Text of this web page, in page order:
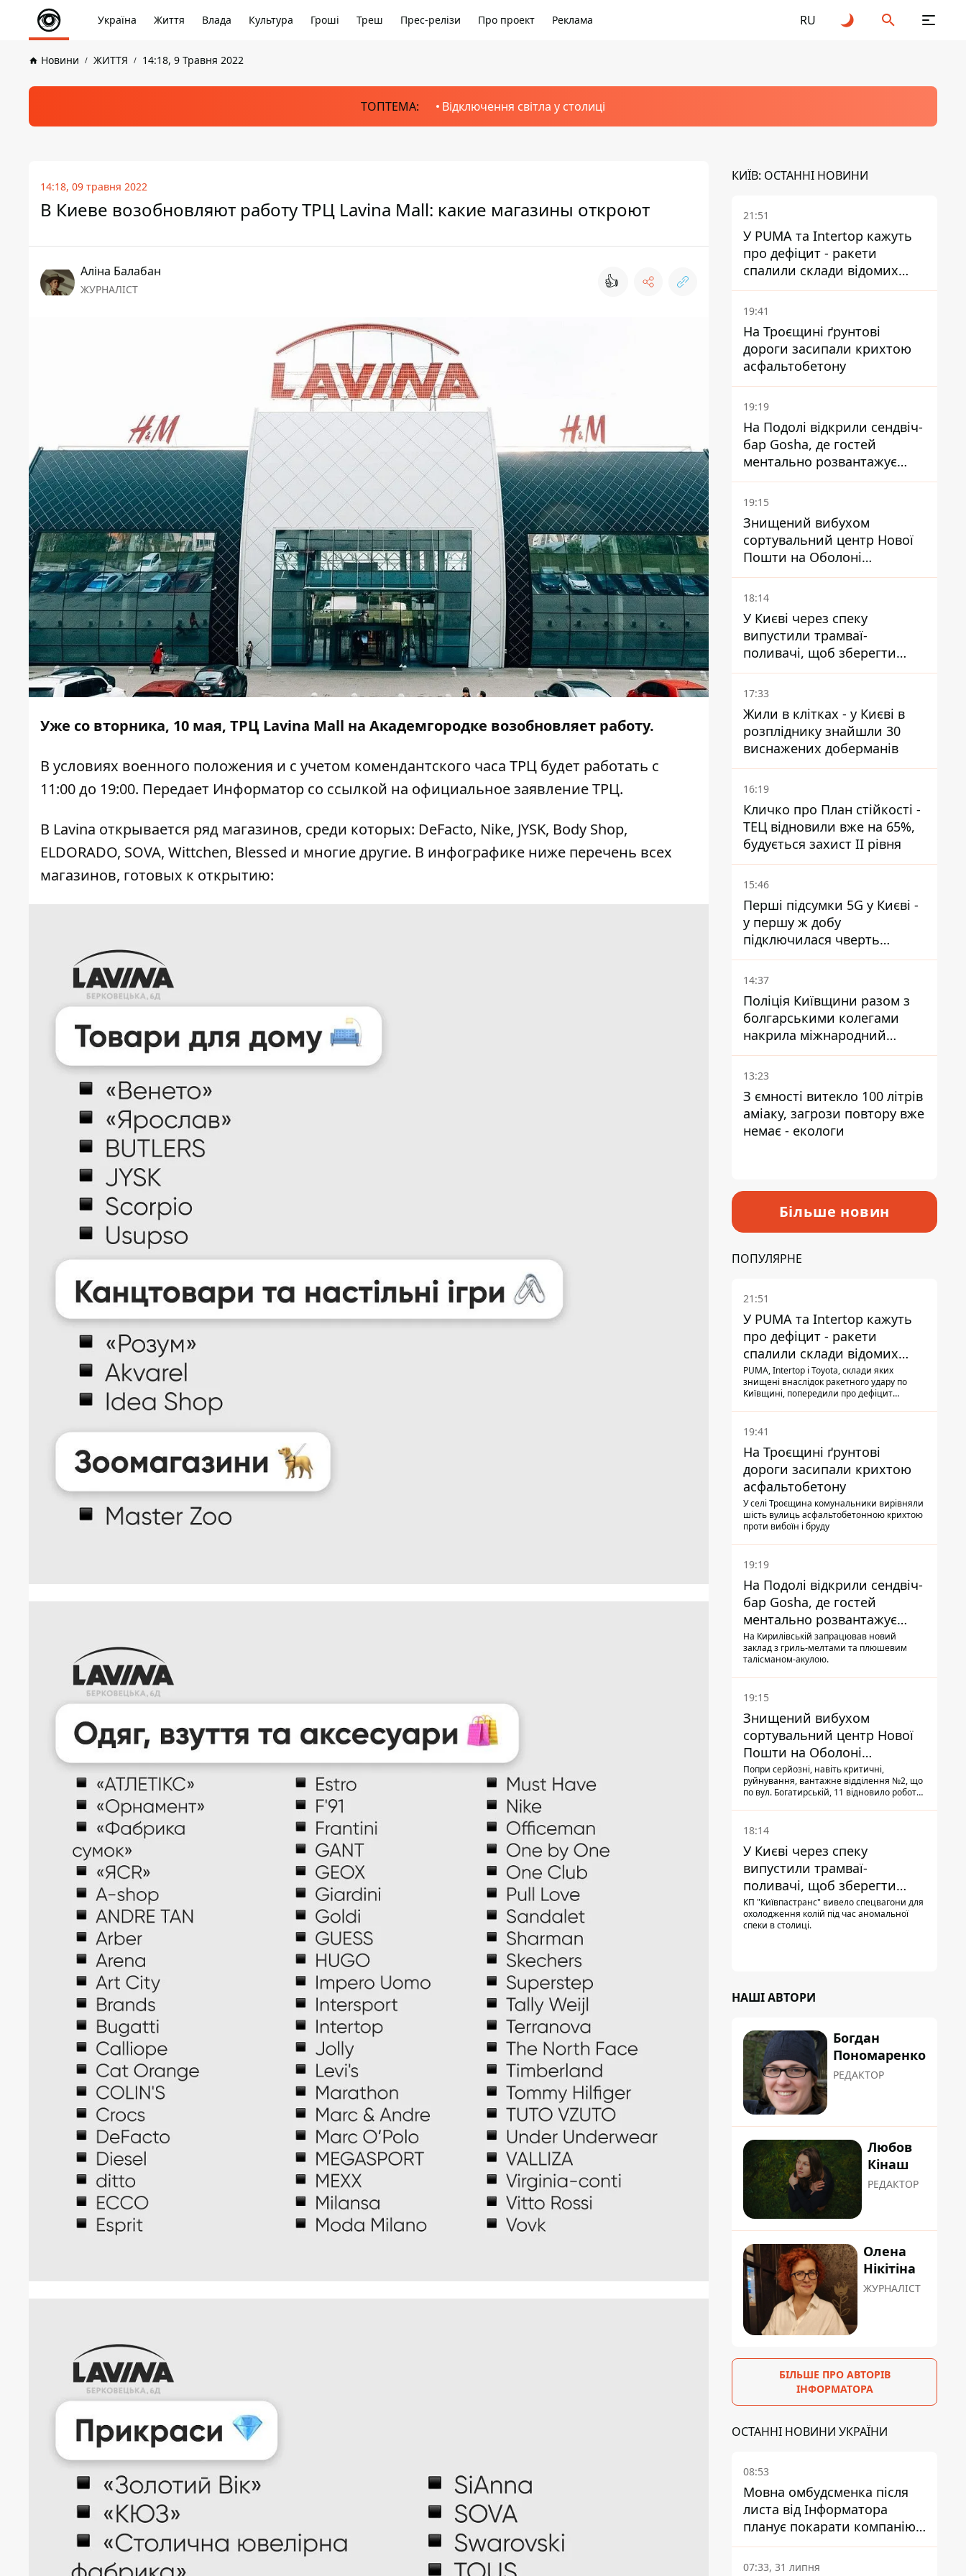
Україна Життя Влада Культура Гроші Треш Прес-релізи Про проект Реклама RU
Новини ЖИТТЯ 14:18, 9 Травня 2022
ТОПТЕМА: Відключення світла у столиці
14:18, 09 травня 2022
В Киеве возобновляют работу ТРЦ Lavina Mall: какие магазины откроют
Аліна Балабан
ЖУРНАЛІСТ 👍
Уже со вторника, 10 мая, ТРЦ Lavina Mall на Академгородке возобновляет работу.
В условиях военного положения и с учетом комендантского часа ТРЦ будет работать с
11:00 до 19:00. Передает Информатор со ссылкой на официальноезаявлениеТРЦ.
В Lavinа открывается ряд магазинов, среди которых: DeFacto, Nike, JYSK, Body Shop,
ELDORADO, SOVA, Wittchen, Blessed и многие другие. В инфографике ниже перечень всех
магазинов, готовых к открытию:
КИЇВ: ОСТАННІ НОВИНИ
21:51
У PUMA та Intertop кажуть
про дефіцит - ракети
спалили склади відомих
брендів
19:41
На Троєщині ґрунтові
дороги засипали крихтою
асфальтобетону
19:19
На Подолі відкрили сендвіч-
бар Gosha, де гостей
ментально розвантажує
акула
19:15
Знищений вибухом
сортувальний центр Нової
Пошти на Оболоні
запрацював - видають
посилки
18:14
У Києві через спеку
випустили трамваї-
поливачі, щоб зберегти
рейки від деформації
17:33
Жили в клітках - у Києві в
розпліднику знайшли 30
виснажених доберманів
16:19
Кличко про План стійкості -
ТЕЦ відновили вже на 65%,
будується захист ІІ рівня
15:46
Перші підсумки 5G у Києві -
у першу ж добу
підключилася чверть
мільйона абонентів
14:37
Поліція Київщини разом з
болгарськими колегами
накрила міжнародний
наркосиндикат
13:23
З ємності витекло 100 літрів
аміаку, загрози повтору вже
немає - екологи
Більше новин
ПОПУЛЯРНЕ
21:51
У PUMA та Intertop кажуть
про дефіцит - ракети
спалили склади відомих
брендів
PUMA, Intertop і Toyota, склади яких
знищені внаслідок ракетного удару по
Київщині, попередили про дефіцит
19:41
На Троєщині ґрунтові
дороги засипали крихтою
асфальтобетону
У селі Троєщина комунальники вирівняли
шість вулиць асфальтобетонною крихтою
проти вибоїн і бруду
19:19
На Подолі відкрили сендвіч-
бар Gosha, де гостей
ментально розвантажує
акула
На Кирилівській запрацював новий
заклад з гриль-мелтами та плюшевим
талісманом-акулою.
19:15
Знищений вибухом
сортувальний центр Нової
Пошти на Оболоні
запрацював - видають
посилки
Попри серйозні, навіть критичні,
руйнування, вантажне відділення №2, що
по вул. Богатирській, 11 відновило роботу:
18:14
У Києві через спеку
випустили трамваї-
поливачі, щоб зберегти
рейки від деформації
КП "Київпастранс" вивело спецвагони для
охолодження колій під час аномальної
спеки в столиці.
НАШІ АВТОРИ
Богдан
Пономаренко
РЕДАКТОР
Любов
Кінаш
РЕДАКТОР
Олена
Нікітіна
ЖУРНАЛІСТ
БІЛЬШЕ ПРО АВТОРІВ
ІНФОРМАТОРА
ОСТАННІ НОВИНИ УКРАЇНИ
08:53
Мовна омбудсменка після
листа від Інформатора
планує покарати компанію-
підрядника ПриватБанку
07:33, 31 липня